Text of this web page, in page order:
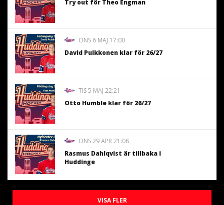
Try out för Theo Engman
ONS 6 MAJ 17:00
David Puikkonen klar för 26/27
TIS 5 MAJ 22:21
Otto Humble klar för 26/27
ONS 29 APR 21:08
Rasmus Dahlqvist är tillbaka i
Huddinge
VISA FLER